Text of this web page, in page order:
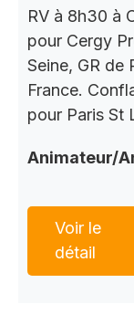
RV à 8h30 à
pour Cergy
Seine, GR de
France.
pour Paris St
Animateur/
Voir le
détail